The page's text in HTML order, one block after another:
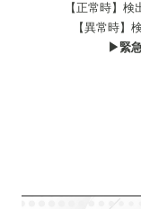
【正常時】
【異常時】
▶︎緊